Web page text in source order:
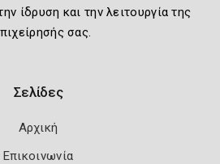
ίδρυση και την λειτουργία της
σας.
Σελίδες
Αρχική
Επικοινωνία